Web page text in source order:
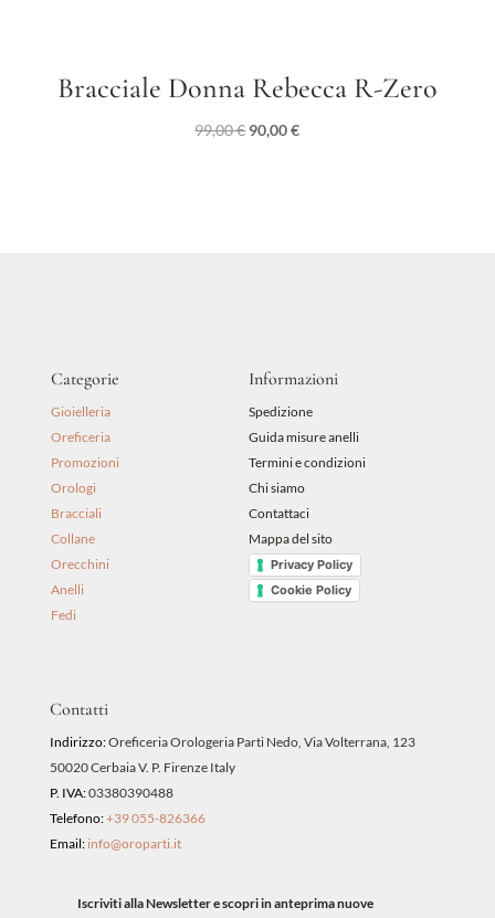
Bracciale Donna Rebecca R-Zero
99,00€ Il
90,00€Il
Categorie
Gioielleria
Oreficeria
Promozioni
Orologi
Bracciali
Collane
Orecchini
Anelli
Fedi
Informazioni
Spedizione
Guida misure anelli
Termini e condizioni
Chi siamo
Contattaci
Mappa del sito
Privacy Policy
Cookie Policy
Contatti
Indirizzo:Oreficeria Orologeria Parti Nedo, Via Volterrana, 123
50020 Cerbaia V. P. Firenze Italy
P. IVA:03380390488
Telefono:+39 055-826366
Email: info@oroparti.it
Iscriviti alla Newsletter e scopri in anteprima nuove